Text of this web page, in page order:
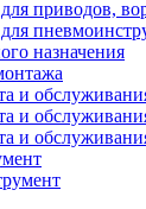
приводов,
назначения
и
и
и